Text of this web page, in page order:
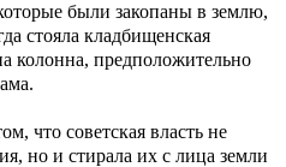
были закопаны в землю,
стояла кладбищенская
колонна, предположительно
что советская власть не
но и стирала их с лица земли